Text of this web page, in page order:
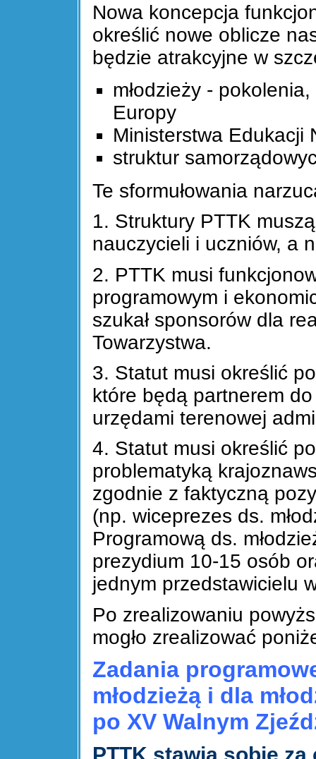
Nowa koncepcja
określić nowe oblicze
będzie atrakcyjne w
młodzieży -
Europy
Ministerstwa Edukacji
struktur
Te sformułowania
1. Struktury PTTK
nauczycieli i uczniów, a
2. PTTK musi
programowym i
szukał sponsorów dla
Towarzystwa.
3. Statut musi określić
które będą partnerem
urzędami terenowej
4. Statut musi określić
problematyką
zgodnie z faktyczną
(np. wiceprezes ds.
Programową ds.
prezydium 10-15 osób
jednym przedstawicielu
Po zrealizowaniu
mogło zrealizować
Zadania
młodzieżą i dla
po XV Walnym